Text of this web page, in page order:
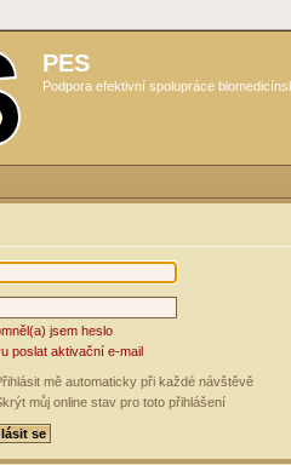
PES
Podpora efektivní spolupráce
jsem heslo
poslat aktivační e-mail
mě automaticky při každé návštěvě
můj online stav pro toto přihlášení